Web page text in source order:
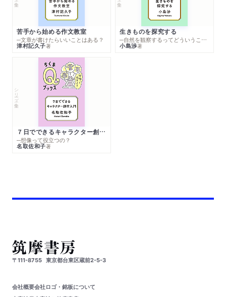
苦手から始める作文教室
─文章が書けたらいいことはある？
津村記久子著
生きものを探究する
─自然を観察するってどういうこと？
小島渉著
シリーズ・全集
７日でできるキャラクター創作入門
─想像って役立つの？
名取佐和子著
〒111-8755 東京都台東区蔵前2-5-3
会社概要会社ロゴ・銘板について